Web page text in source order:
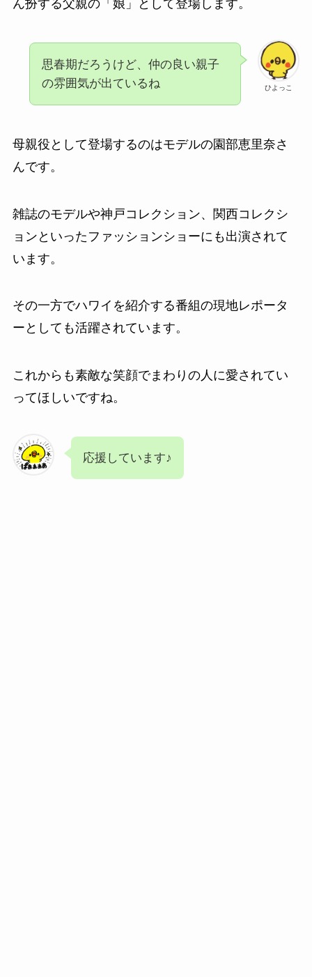
ん扮する父親の「娘」として登場します。
ひよっこ
思春期だろうけど、仲の良い親子
の雰囲気が出ているね
母親役として登場するのはモデルの園部恵里奈さ
んです。
雑誌のモデルや神戸コレクション、関西コレクシ
ョンといったファッションショーにも出演されて
います。
その一方でハワイを紹介する番組の現地レポータ
ーとしても活躍されています。
これからも素敵な笑顔でまわりの人に愛されてい
ってほしいですね。
応援しています♪